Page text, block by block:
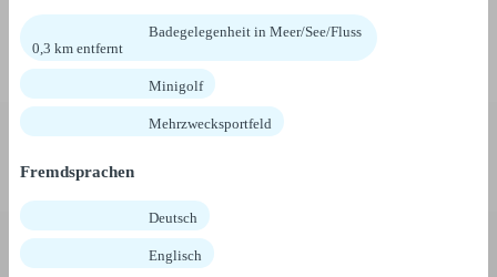
Badegelegenheit in Meer/See/Fluss
0,3 km entfernt
Minigolf
Mehrzwecksportfeld
Fremdsprachen
Deutsch
Englisch